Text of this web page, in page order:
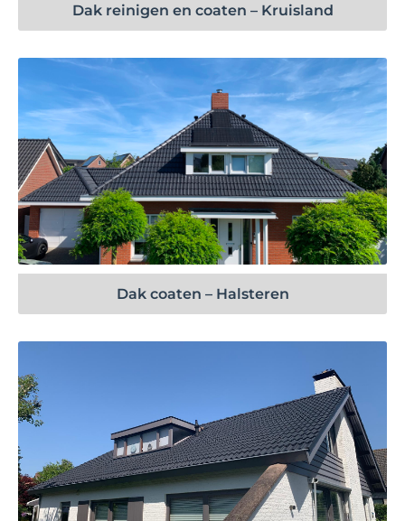
Dak reinigen en coaten – Kruisland
Bekijk project
Dak coaten – Halsteren
Bekijk project